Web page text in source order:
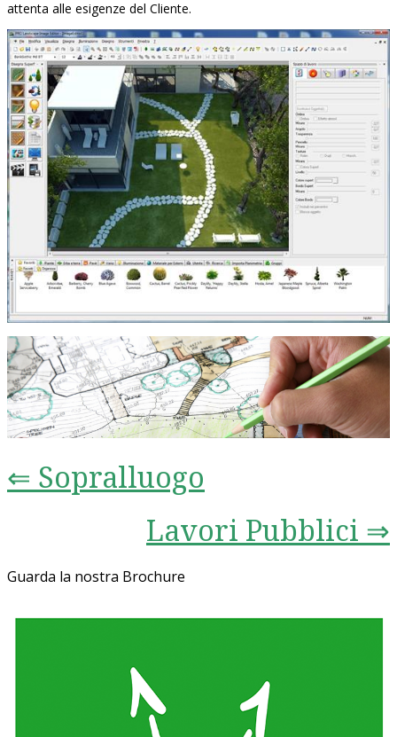
attenta alle esigenze del Cliente.
⇐ Sopralluogo
Lavori Pubblici ⇒
Guarda la nostra Brochure